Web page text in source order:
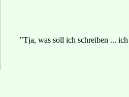
"Tja, was soll ich schreiben ...